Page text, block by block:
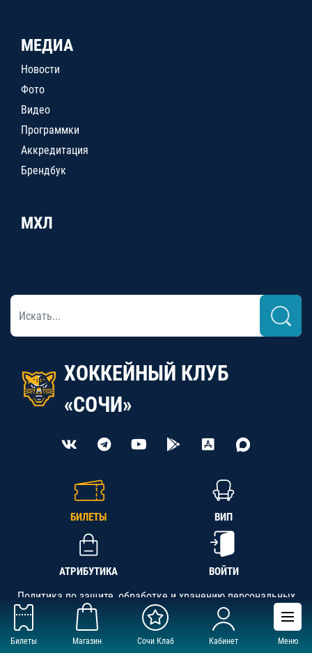
Билеты Магазин Сочи Клаб Кабинет Меню
МЕДИА
Новости
Фото
Видео
Программки
Аккредитация
Брендбук
МХЛ
ХОККЕЙНЫЙ КЛУБ
«СОЧИ»
БИЛЕТЫ ВИП
АТРИБУТИКА ВОЙТИ
Политика по защите, обработке и хранению персональных
данных
АНО «СК «Кубань-Регион», ОГРН 1142300002349,